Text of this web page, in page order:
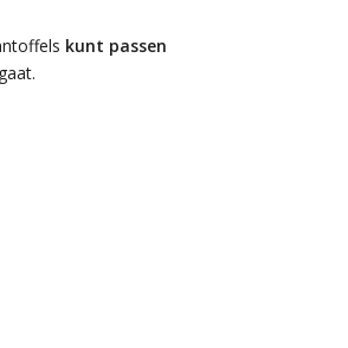
kunt passen